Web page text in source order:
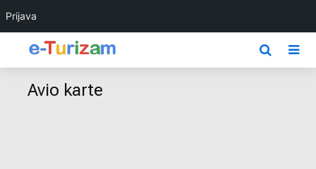
Prijava
Avio karte